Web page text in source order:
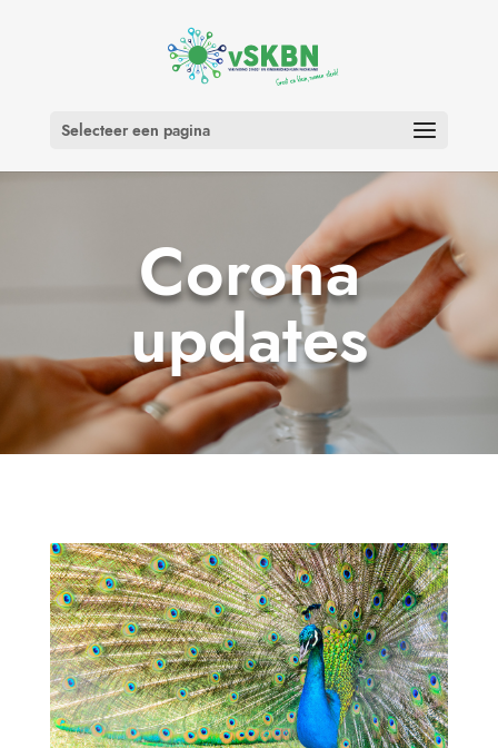
Selecteer een pagina
Corona
updates